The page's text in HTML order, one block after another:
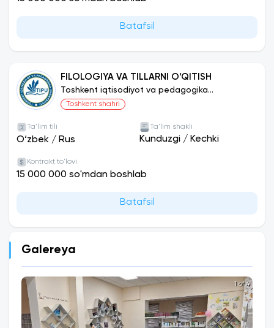
Batafsil
FILOLOGIYA VA TILLARNI O‘QITISH
Toshkent iqtisodiyot va pedagogika
universiteti
Toshkent shahri
Ta'lim tili
O‘zbek / Rus
Ta'lim shakli
Kunduzgi / Kechki
Kontrakt to'lovi
15 000 000 so'mdan boshlab
Batafsil
Galereya
1 of 4